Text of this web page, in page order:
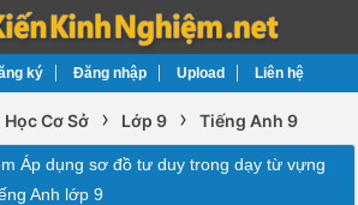
ký Đăng nhập Upload Liên hệ
Cơ Sở › Lớp 9 › Tiếng Anh 9
Áp dụng sơ đồ tư duy trong dạy từ vựng
Anh lớp 9